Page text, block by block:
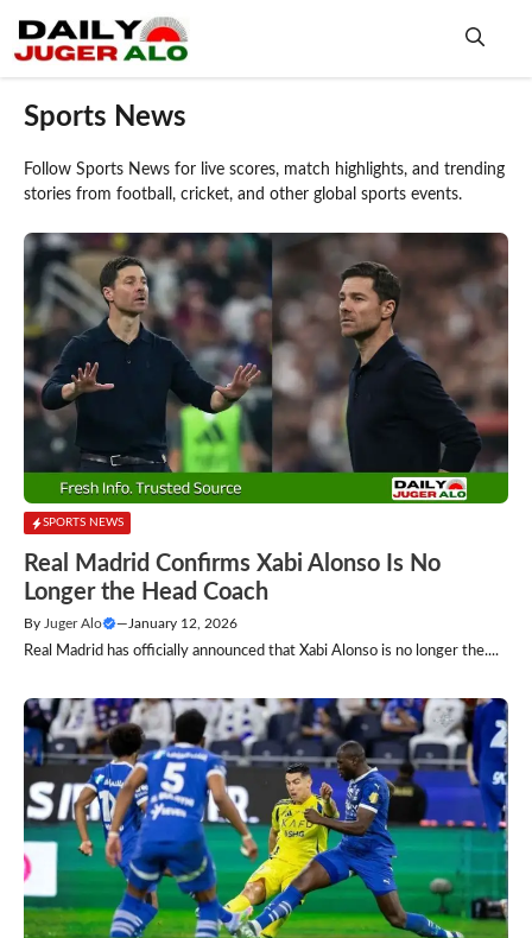
content
Sports News
Follow Sports News for live scores, match highlights, and trending
stories from football, cricket, and other global sports events.
SPORTS NEWS
Real Madrid Confirms Xabi Alonso Is No
Longer the Head Coach
By Juger Alo — January 12, 2026
Real Madrid has officially announced that Xabi Alonso is no longer the....